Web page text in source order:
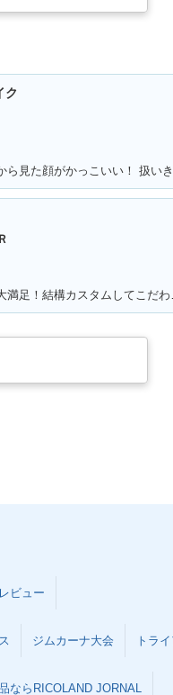
ク
満足ポイ
ビュー
ジムカーナ大会 トラ
ならRICOLAND JORNAL